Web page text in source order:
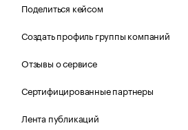
Поделиться кейсом
Создать профиль группы компаний
Отзывы о сервисе
Сертифицированные партнеры
Лента публикаций